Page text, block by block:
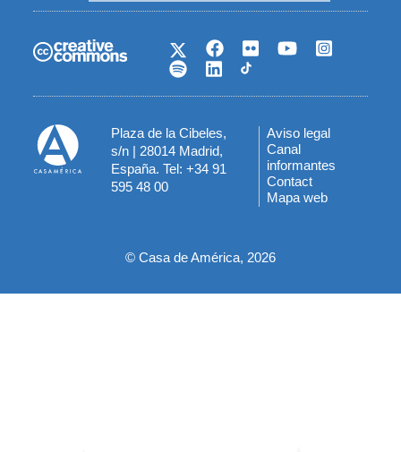
Plaza de la Cibeles,
s/n | 28014 Madrid,
España. Tel: +34 91
595 48 00
Menú
del
pie
Aviso legal
Canal
informantes
Contact
Mapa web
© Casa de América, 2026